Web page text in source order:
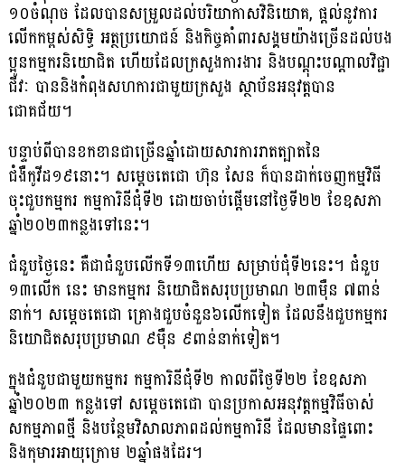
១០ចំណុច ដែល​បានសម្រួលដល់បរិយាកាសវិនិយោគ, ផ្តល់នូវការ
លើកកម្ពស់សិទ្ធិ អត្ថប្រយោ​ជ​ន៍ និងកិច្ចគាំពារសង្គមយ៉ាងច្រើនដល់បង
ប្អូនកម្មករនិយោជិត ហើយដែលក្រសួង​ការ​ងារ និងបណ្តុះបណ្តាលវិជ្ជា
ជីវៈ បាននិងកំពុងសហការជាមួយក្រសួង ស្ថាប័នអនុវត្ត​បាន
ជោគជ័យ។
បន្ទាប់ពីបានខកខានជាច្រើនឆ្នាំដោយសារការរាតត្បាតនៃ
ជំងឺកូវីដ១៩នោះ។ សម្តេចតេជោ ហ៊ុន សែន ក៏បានដាក់ចេញកម្មវិធី
ចុះជួបកម្មករ កម្មការិនីជុំទី២ ដោយចាប់ផ្តើមនៅថ្ងៃទី២២ ខែឧសភា
ឆ្នាំ២០២៣កន្លងទៅនេះ។
ជំនួបថ្ងៃនេះ គឺជាជំនួបលើកទី១៣ហើយ សម្រាប់ជុំទី២នេះ។ ជំនួប
១៣លើក នេះ មានកម្មករ និយោជិតសរុប​​ប្រមាណ ២៣ម៉ឺន ៧ពាន់
នាក់។ សម្តេចតេជោ គ្រោងជួបចំនួន៦លើកទៀត ដែល​នឹង​ជួបកម្មករ
និយោជិតសរុបប្រមាណ ៩ម៉ឺន ៩ពាន់នាក់ទៀត។
ក្នុងជំនួបជាមួយកម្មករ កម្មការិនីជុំទី២ កាលពីថ្ងៃទី២២ ខែឧសភា
ឆ្នាំ២០២៣ កន្លងទៅ សម្ដេច​តេជោ បានប្រកាសអនុវត្តកម្មវិធីចាស់
សកម្មភាពថ្មី និងបន្ថែមវិសាល​ភាព​ដល់​កម្ម​ការិនី ដែលមានផ្ទៃពោះ
និងកុមារអាយុក្រោម ២ឆ្នាំផងដែរ។